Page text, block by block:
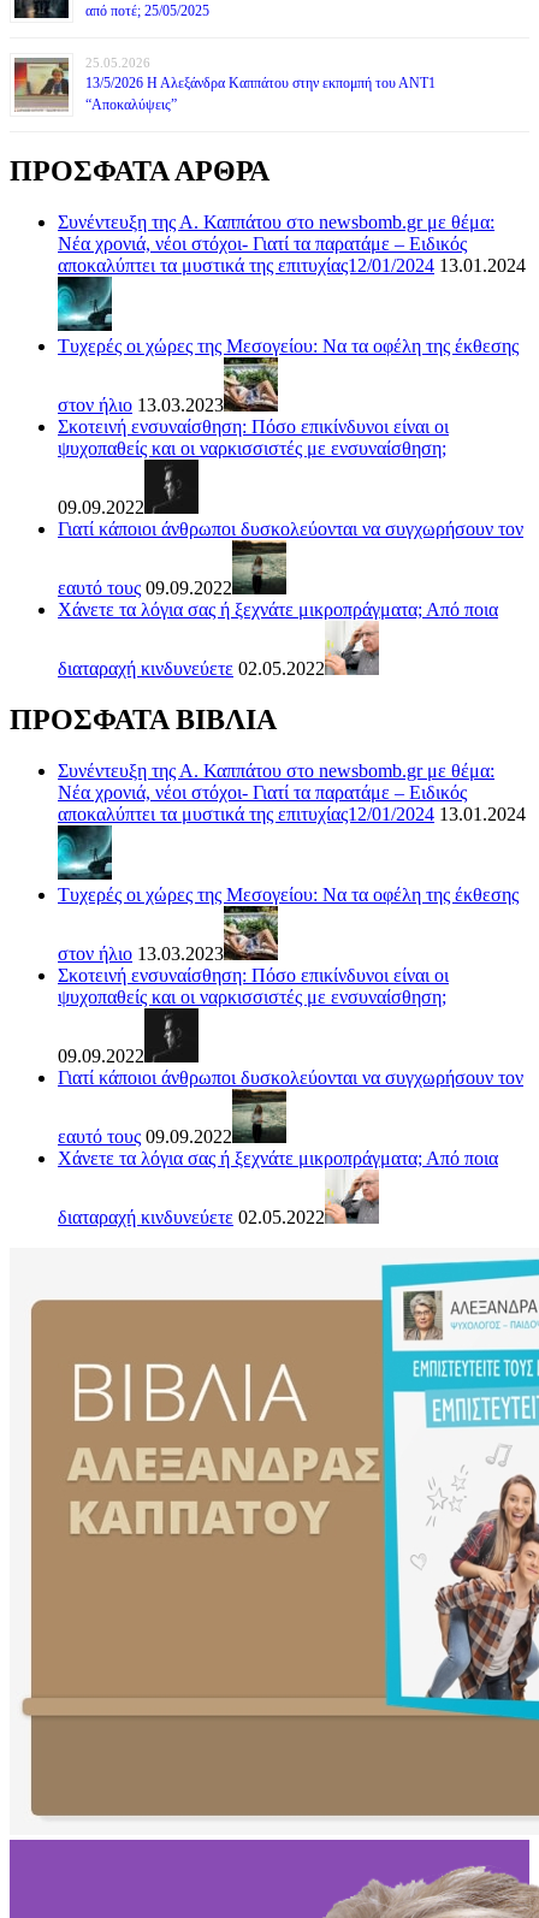
από ποτέ; 25/05/2025
25.05.2026
13/5/2026 Η Αλεξάνδρα Καππάτου στην εκπομπή του ΑΝΤ1
“Αποκαλύψεις”
ΠΡΟΣΦΑΤΑ ΑΡΘΡΑ
Συνέντευξη της Α. Καππάτου στο newsbomb.gr με θέμα:
Νέα χρονιά, νέοι στόχοι- Γιατί τα παρατάμε – Ειδικός
αποκαλύπτει τα μυστικά της επιτυχίας12/01/2024 13.01.2024
Τυχερές οι χώρες της Μεσογείου: Να τα οφέλη της έκθεσης
στον ήλιο 13.03.2023
Σκοτεινή ενσυναίσθηση: Πόσο επικίνδυνοι είναι οι
ψυχοπαθείς και οι ναρκισσιστές με ενσυναίσθηση;
09.09.2022
Γιατί κάποιοι άνθρωποι δυσκολεύονται να συγχωρήσουν τον
εαυτό τους 09.09.2022
Χάνετε τα λόγια σας ή ξεχνάτε μικροπράγματα; Από ποια
διαταραχή κινδυνεύετε 02.05.2022
ΠΡΟΣΦΑΤΑ ΒΙΒΛΙΑ
Συνέντευξη της Α. Καππάτου στο newsbomb.gr με θέμα:
Νέα χρονιά, νέοι στόχοι- Γιατί τα παρατάμε – Ειδικός
αποκαλύπτει τα μυστικά της επιτυχίας12/01/2024 13.01.2024
Τυχερές οι χώρες της Μεσογείου: Να τα οφέλη της έκθεσης
στον ήλιο 13.03.2023
Σκοτεινή ενσυναίσθηση: Πόσο επικίνδυνοι είναι οι
ψυχοπαθείς και οι ναρκισσιστές με ενσυναίσθηση;
09.09.2022
Γιατί κάποιοι άνθρωποι δυσκολεύονται να συγχωρήσουν τον
εαυτό τους 09.09.2022
Χάνετε τα λόγια σας ή ξεχνάτε μικροπράγματα; Από ποια
διαταραχή κινδυνεύετε 02.05.2022